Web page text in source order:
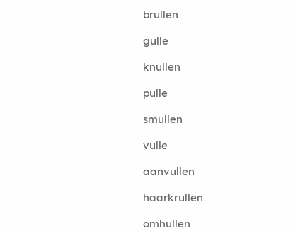
brullen
gulle
knullen
pulle
smullen
vulle
aanvullen
haarkrullen
omhullen